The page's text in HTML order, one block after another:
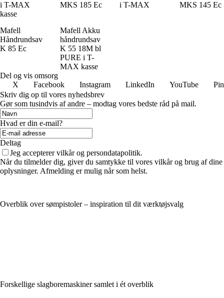
i T-MAX
kasse
MKS 185 Ec
i T-MAX
MKS 145 Ec
Mafell
Håndrundsav
K 85 Ec
Mafell Akku
håndrundsav
K 55 18M bl
PURE i T-
MAX kasse
Del og vis omsorg
X
Facebook Instagram LinkedIn YouTube
Skriv dig op til vores nyhedsbrev
Gør som tusindvis af andre – modtag vores bedste råd på mail.
Hvad er din e-mail?
Deltag
Jeg accepterer vilkår og persondatapolitik.
Når du tilmelder dig, giver du samtykke til vores vilkår og brug af dine
oplysninger. Afmelding er mulig når som helst.
Overblik over sømpistoler – inspiration til dit værktøjsvalg
Forskellige slagboremaskiner samlet i ét overblik